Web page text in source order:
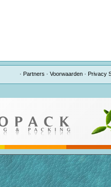
· Partners ·Voorwaarden · Privacy